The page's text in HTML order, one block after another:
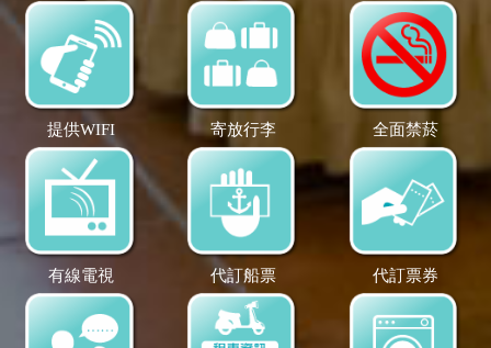
提供WIFI 寄放行李 全面禁菸
有線電視 代訂船票 代訂票券